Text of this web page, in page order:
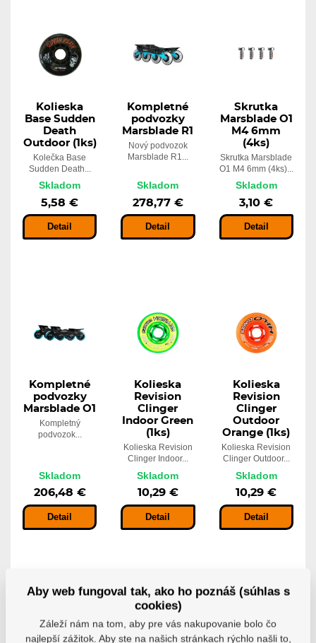
Kolieska
Base Sudden
Death
Outdoor (1ks)
Kolečka Base
Sudden Death...
Skladom
5,58 €
Detail
Kompletné
podvozky
Marsblade R1
Nový podvozok
Marsblade R1...
Skladom
278,77 €
Detail
Skrutka
Marsblade O1
M4 6mm
(4ks)
Skrutka Marsblade
O1 M4 6mm (4ks)...
Skladom
3,10 €
Detail
Kompletné
podvozky
Marsblade O1
Kompletný
podvozok...
Skladom
206,48 €
Detail
Kolieska
Revision
Clinger
Indoor Green
(1ks)
Kolieska Revision
Clinger Indoor...
Skladom
10,29 €
Detail
Kolieska
Revision
Clinger
Outdoor
Orange (1ks)
Kolieska Revision
Clinger Outdoor...
Skladom
10,29 €
Detail
Aby web fungoval tak, ako ho poznáš (súhlas s
cookies)
Záleží nám na tom, aby pre vás nakupovanie bolo čo
najlepší zážitok. Aby ste na našich stránkach rýchlo našli to,